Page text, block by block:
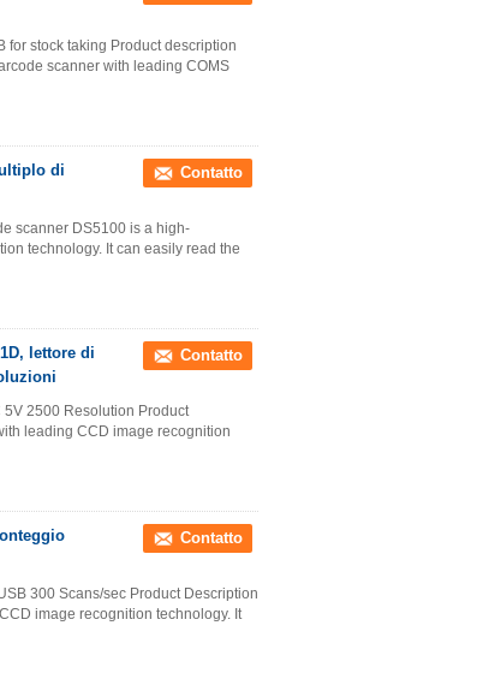
for stock taking Product description
scanner with leading COMS
di
Contatto
scanner DS5100 is a high-
technology. It can easily read the
lettore di
Contatto
2500 Resolution Product
leading CCD image recognition
Contatto
300 Scans/sec Product Description
image recognition technology. It